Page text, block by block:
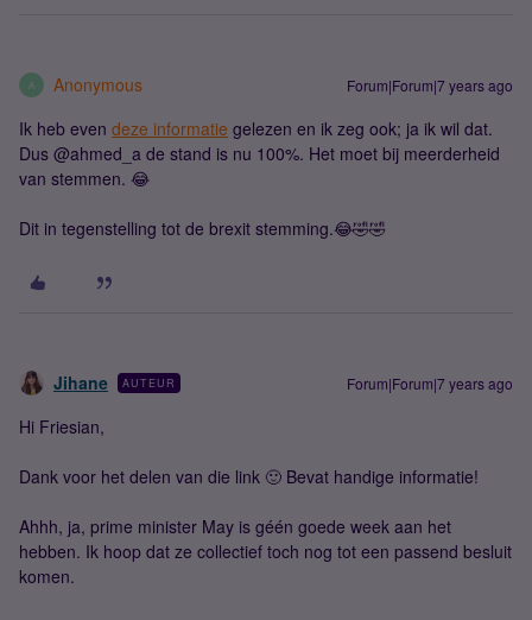
A Anonymous Forum|Forum|7 years ago
Ik heb even deze informatie gelezen en ik zeg ook; ja ik wil dat.
Dus @ahmed_a de stand is nu 100%. Het moet bij meerderheid
van stemmen. 😂
Dit in tegenstelling tot de brexit stemming.😂🤣🤣
Jihane AUTEUR Forum|Forum|7 years ago
Hi Friesian,
Dank voor het delen van die link 🙂 Bevat handige informatie!
Ahhh, ja, prime minister May is géén goede week aan het
hebben. Ik hoop dat ze collectief toch nog tot een passend besluit
komen.